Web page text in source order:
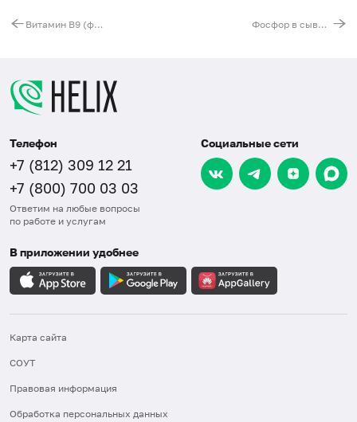
Витамин B9 (фолиевая кислота) Фосфор в сыворотке
Телефон
+7 (812) 309 12 21
+7 (800) 700 03 03
Ответим на любые вопросы
по работе и услугам
Социальные сети
В приложении удобнее
Карта сайта
СОУТ
Правовая информация
Обработка персональных данных